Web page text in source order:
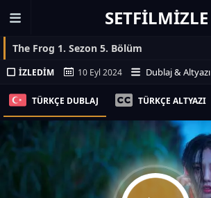
SETFILMIZLE
The Frog 1. Sezon 5. Bölüm
İZLEDIM 10 Eyl 2024 Dublaj & Altyazı
TÜRKÇE DUBLAJ TÜRKÇE ALTYAZI